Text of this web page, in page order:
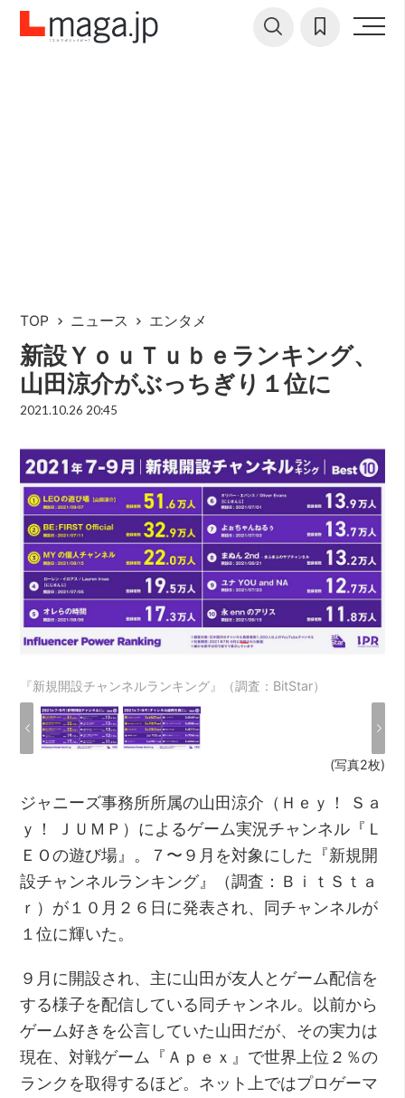
TOP ニュース エンタメ
新設ＹｏｕＴｕｂｅランキング、
山田涼介がぶっちぎり１位に
2021.10.26 20:45
『新規開設チャンネルランキング』（調査：BitStar）
(写真2枚)
ジャニーズ事務所所属の山田涼介（Ｈｅｙ！ Ｓａ
ｙ！ ＪＵＭＰ）によるゲーム実況チャンネル『Ｌ
ＥＯの遊び場』。７〜９月を対象にした『新規開
設チャンネルランキング』（調査：ＢｉｔＳｔａ
ｒ）が１０月２６日に発表され、同チャンネルが
１位に輝いた。
９月に開設され、主に山田が友人とゲーム配信を
する様子を配信している同チャンネル。以前から
ゲーム好きを公言していた山田だが、その実力は
現在、対戦ゲーム『Ａｐｅｘ』で世界上位２％の
ランクを取得するほど。ネット上ではプロゲーマ